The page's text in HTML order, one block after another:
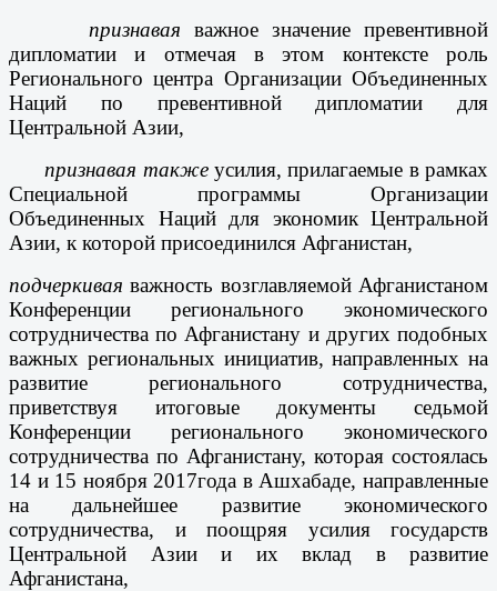
признавая важное значение превентивной
дипломатии и отмечая в этом контексте роль
Регионального центра Организации Объединенных
Наций по превентивной дипломатии для
Центральной Азии,
признавая такжеусилия, прилагаемые в рамках
Специальной программы Организации
Объединенных Наций для экономик Центральной
Азии, к которой присоединился Афганистан,
подчеркивая важность возглавляемой Афганистаном
Конференции регионального экономического
сотрудничества по Афганистану и других подобных
важных региональных инициатив, направленных на
развитие регионального сотрудничества,
приветствуя итоговые документы седьмой
Конференции регионального экономического
сотрудничества по Афганистану, которая состоялась
14 и 15 ноября 2017года в Ашхабаде, направленные
на дальнейшее развитие экономического
сотрудничества, и поощряя усилия государств
Центральной Азии и их вклад в развитие
Афганистана,